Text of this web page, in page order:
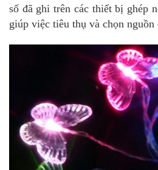
số đã ghi trên các thiết bị ghép
giúp việc tiêu thụ và chọn nguồn